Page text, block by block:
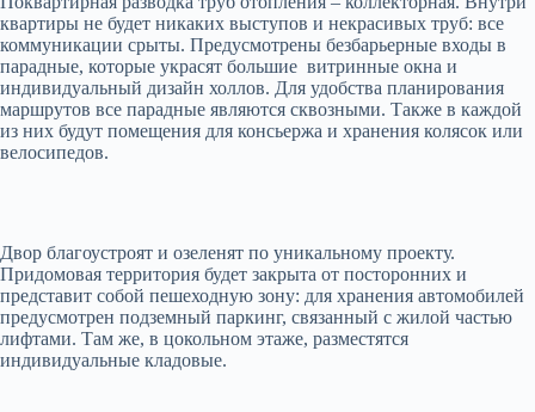
квартиры не будет никаких выступов и некрасивых труб: все
коммуникации срыты. Предусмотрены безбарьерные входы в
парадные, которые украсят большие витринные окна и
индивидуальный дизайн холлов. Для удобства планирования
маршрутов все парадные являются сквозными. Также в каждой
из них будут помещения для консьержа и хранения колясок или
велосипедов.
Двор благоустроят и озеленят по уникальному проекту.
Придомовая территория будет закрыта от посторонних и
представит собой пешеходную зону: для хранения автомобилей
предусмотрен подземный паркинг, связанный с жилой частью
лифтами. Там же, в цокольном этаже, разместятся
индивидуальные кладовые.